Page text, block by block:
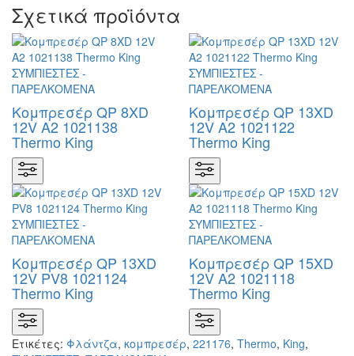
Σχετικά προϊόντα
Κομπρεσέρ QP 8XD
12V A2 1021138
Thermo King
Κομπρεσέρ QP 13XD
12V A2 1021122
Thermo King
Κομπρεσέρ QP 13XD
12V PV8 1021124
Thermo King
Κομπρεσέρ QP 15XD
12V A2 1021118
Thermo King
Ετικέτες: Φλάντζα, κομπρεσέρ, 221176, Thermo, King,